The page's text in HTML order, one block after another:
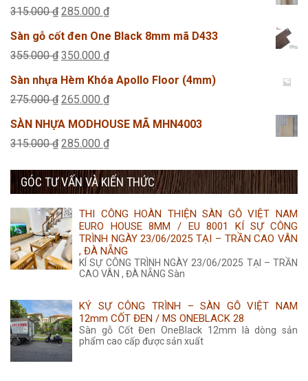
là:
tại
425.000 ₫.
315.000₫ Giá
gốc
là:
285.000 ₫Giá
hiện
tại
285.000 ₫.
Sàn gỗ cốt đen One Black 8mm mã D433
355.000₫ Giá
gốc
là:
350.000 ₫Giá
hiện
tại
350.000 ₫.
Sàn nhựa Hèm Khóa Apollo Floor (4mm)
275.000₫ Giá
gốc
là:
265.000 ₫Giá
hiện
tại
265.000 ₫.
SÀN NHỰA MODHOUSE MÃ MHN4003
315.000₫ Giá
là:
285.000 ₫Giá
tại
285.000 ₫.
GÓC TƯ VẤN VÀ KIẾN THỨC
THI CÔNG HOÀN THIỆN SÀN GỖ VIỆT NAM
EURO HOUSE 8MM / EU 8001 KÍ SỰ CÔNG
TRÌNH NGÀY 23/06/2025 TẠI – TRẦN CAO VÂN
, ĐÀ NẴNG
KÍ SỰ CÔNG TRÌNH NGÀY 23/06/2025 TẠI – TRẦN
CAO VÂN , ĐÀ NẴNG Sàn
KÝ SỰ CÔNG TRÌNH – SÀN GỖ VIỆT NAM
12mm CỐT ĐEN / MS ONEBLACK 28
Sàn gỗ Cốt Đen OneBlack 12mm là dòng sản
phẩm cao cấp được sản xuất